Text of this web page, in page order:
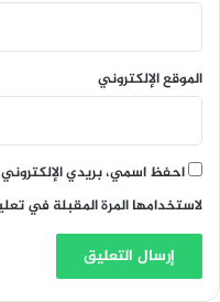
الموقع الإلكتروني
احفظ اسمي، بريدي
لاستخدامها المرة المقبلة في